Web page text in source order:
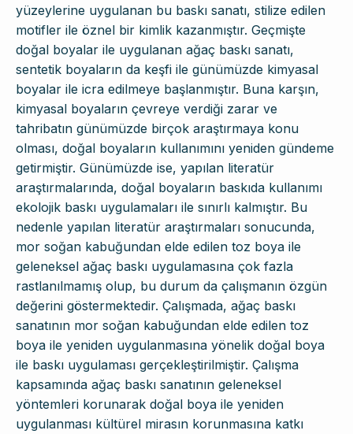
yüzeylerine uygulanan bu baskı sanatı, stilize edilen
motifler ile öznel bir kimlik kazanmıştır. Geçmişte
doğal boyalar ile uygulanan ağaç baskı sanatı,
sentetik boyaların da keşfi ile günümüzde kimyasal
boyalar ile icra edilmeye başlanmıştır. Buna karşın,
kimyasal boyaların çevreye verdiği zarar ve
tahribatın günümüzde birçok araştırmaya konu
olması, doğal boyaların kullanımını yeniden gündeme
getirmiştir. Günümüzde ise, yapılan literatür
araştırmalarında, doğal boyaların baskıda kullanımı
ekolojik baskı uygulamaları ile sınırlı kalmıştır. Bu
nedenle yapılan literatür araştırmaları sonucunda,
mor soğan kabuğundan elde edilen toz boya ile
geleneksel ağaç baskı uygulamasına çok fazla
rastlanılmamış olup, bu durum da çalışmanın özgün
değerini göstermektedir. Çalışmada, ağaç baskı
sanatının mor soğan kabuğundan elde edilen toz
boya ile yeniden uygulanmasına yönelik doğal boya
ile baskı uygulaması gerçekleştirilmiştir. Çalışma
kapsamında ağaç baskı sanatının geleneksel
yöntemleri korunarak doğal boya ile yeniden
uygulanması kültürel mirasın korunmasına katkı